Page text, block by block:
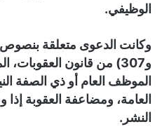
الوظيفي.
و307) من قانون
الموظف العام أو ذي الصفة
العامة، ومضاعفة العقوبة
النشر.